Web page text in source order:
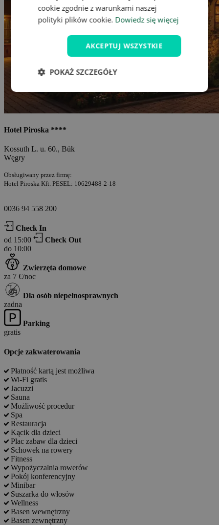
Hotel Piroska ****
Kossuth L. u. 60., Bük
Węgry
Obsługiwany przez firmę:
Hotel Piroska Kft. PESEL: 10629488-2-18
0036 94 558 200
Check In
od 15:00
Check Out
do 10:00
Zwierzęta domowe
za 7 €/noc
Dla osób niepełnosprawnych
zadna
Parking
gratis
Opcje zakwaterowania
Płatność kartą jest możliwa
Wi-Fi gratis
Jacuzzi
Sauna
Możliwość procedur
Spa
Restauracja
Kącik dla dzieci
Plac zabaw dla dzieci
Schowek na rowery
Fitness
Wypożyczalnia rowerów
Pokój konferencyjny
Minibar
Suszarka do włosów
Wellness
Basen wewnętrzny
Basen zewnętrzny
cookie zgodnie z warunkami naszej
polityki plików cookie. Dowiedz się więcej
AKCEPTUJ WSZYSTKIE
POKAŻ SZCZEGÓŁY